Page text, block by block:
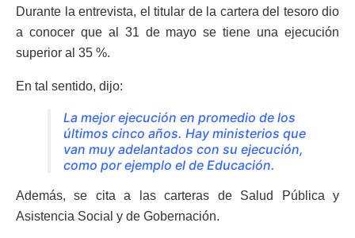
Durante la entrevista, el titular de la cartera del tesoro dio
a conocer que al 31 de mayo se tiene una ejecución
superior al 35 %.
En tal sentido, dijo:
La mejor ejecución en promedio de los
últimos cinco años. Hay ministerios que
van muy adelantados con su ejecución,
como por ejemplo el de Educación.
Además, se cita a las carteras de Salud Pública y
Asistencia Social y de Gobernación.